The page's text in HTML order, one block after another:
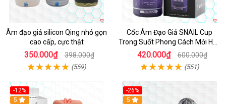
Âm đạo giả silicon Qing nhỏ gọn
cao cấp, cực thật
350.000₫ 398.000₫
(559)
Cốc Âm Đạo Giả SNAIL Cup
Trong Suốt Phong Cách Mới Hấp
Dẫn
420.000₫ 600.000₫
(551)
-12%
Hot
5
-26%
Hot
5